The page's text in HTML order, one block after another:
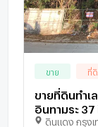
ขาย ที่ดิ
ขายที่ดินทำเ
อินทามระ 37
เหมาะสร้าง
ดินแดง กรุง